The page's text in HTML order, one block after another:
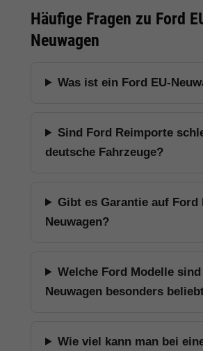
Häufige Fragen zu Ford
Neuwagen
Was ist ein Ford EU-
Sind Ford Reimporte
deutsche Fahrzeuge?
Gibt es Garantie auf Ford
Neuwagen?
Welche Ford Modelle sind
Neuwagen besonders
Wie viel kann man bei